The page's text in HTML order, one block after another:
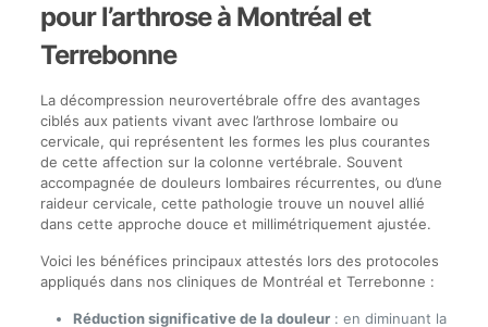
pour l’arthrose à Montréal et
Terrebonne
La décompression neurovertébrale offre des avantages
ciblés aux patients vivant avec l’arthrose lombaire ou
cervicale, qui représentent les formes les plus courantes
de cette affection sur la colonne vertébrale. Souvent
accompagnée de douleurs lombaires récurrentes, ou d’une
raideur cervicale, cette pathologie trouve un nouvel allié
dans cette approche douce et millimétriquement ajustée.
Voici les bénéfices principaux attestés lors des protocoles
appliqués dans nos cliniques de Montréal et Terrebonne :
Réduction significative de la douleur: en diminuant la